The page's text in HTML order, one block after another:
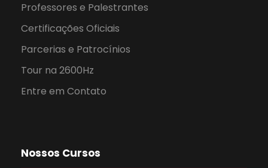
Professores e Palestrantes
Certificações Oficiais
Parcerias e Patrocínios
Tour na 2600Hz
Entre em Contato
Nossos Cursos